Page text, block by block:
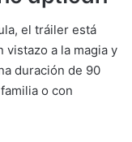
el tráiler está
a la magia y
duración de 90
o con